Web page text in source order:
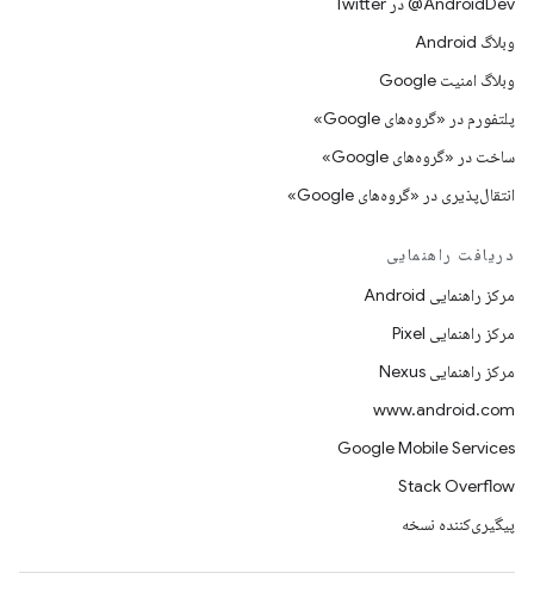
وبلاگ Android
وبلاگ امنیت Google
پلتفورم در «گروه‌های Google»
ساخت در «گروه‌های Google»
انتقال‌پذیری در «گروه‌های Google»
دریافت راهنمایی
مرکز راهنمایی Android
مرکز راهنمایی Pixel
مرکز راهنمایی Nexus
www.android.com
Google Mobile Services
Stack Overflow
پیگیری‌کننده نسخه